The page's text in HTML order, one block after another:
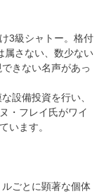
3級シャトー。格付
属さない、数少ない
きない名声があっ
設備投資を行い、
・フレイ氏がワイ
います。
ごとに顕著な個体